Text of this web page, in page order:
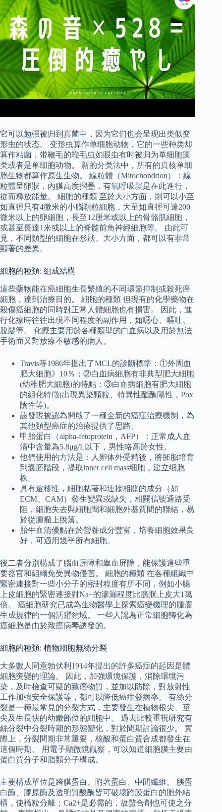
它可以勉强被归到真菌中，因为它们也会呈现出类似变
形虫的状态。 变形虫算作单细胞动物，它的一些种类却
算作粘菌，带鞭毛的鞭毛虫如眼虫有时被归为单细胞藻
类或者是单细胞动物。 新的分类法中，所有的真核单细
胞生物都算作原生生物。 線粒體（Mitochondrion）：線
粒體呈卵狀，內膜高度摺疊，有氧呼吸就是在此進行，
從而釋放能量。 細胞的種類 至於大小方面，則可以小至
如直徑只有4微米的小腦顆粒細胞，大至如直徑可達200
微米以上的卵細胞，長至12厘米或以上的骨骼肌細胞，
或甚至長達1米或以上的脊髓前角神經細胞等。 由此可
見，不同類型的細胞在形狀、大小方面，都可以有非常
顯著的差異。
細胞的種類: 組成結構
這些藥物能在癌細胞生長繁殖的不同環節抑制或殺死癌
細胞，達到治療目的。 細胞的種類 但現有的化學藥物在
殺傷癌細胞的同時對正常人體細胞也有損害。 因此，進
行化療時往往出現不同程度的副作用，如噁心、嘔吐、
脫髮等。 化療主要用於各種類型的白血病以及用於無法
手術而又對放療不敏感的病人。
Travis等1986年提出了MCL的診斷標準：①外周血
肥大細胞》10％；②白血病細胞有非典型肥大細胞
(幼稚肥大細胞)的特點；③白血病細胞有肥大細胞
的組化特徵(出現異染顆粒、特異性酯酶陽性，Pox
陰性等)。
該發現被認為開啟了一種全新的癌症治療機制，為
其他類型癌症的治療提供了思路。
甲胎蛋白（alpha-fetoprotein，AFP）：正常成人血
清中含量為5.8μg/L以下，男性略高於女性。
他們使用的方法是：人卵体外受精後，將胚胎培育
到囊胚階段，提取inner cell mass细胞，建立细胞
株。
具有遷移性，細胞粘著和連接相關的成分（如
ECM、CAM）發生變異或缺失，相關信號通路受
阻，細胞失去與細胞間和細胞外基質間的聯結，易
於從腫瘤上脫落。
胎牛血清優點在於營養成分豐富，培養細胞效果良
好，可適用幾乎所有細胞。
後二者分別構成了腦血屏障和睾血屏障，能保護這些重
要器官和組織免受異物侵害。 細胞的種類 在各種組織中
緊密連接對一些小分子的密封程度有所不同，例如小腸
上皮細胞的緊密連接對Na+的滲漏程度比膀胱上皮大1萬
倍。 癌細胞研究已成為生物醫學上探索癌變機理的腫瘤
生成規律的一個活躍領域。 一些人認為正常細胞轉化為
癌細胞是由於致癌病毒誘發的。
細胞的種類: 植物細胞無絲分裂
大多數人同意勃伏利1914年提出的許多癌症的起因是體
細胞突變的理論。 因此，加強環境保護，消除環境污
染，及時檢查可疑的致癌物質，並加以防除，對放射性
工作加強安全保護等，都可以降低癌症發病率。 有絲分
裂是一種最常見的分裂方式，主要發生在植物根尖、莖
尖及生長快的幼嫩部位的細胞中。 過去比較重視研究有
絲分裂中分裂時期的形態變化，對於間期討論很少。 實
際上，分裂間期非常重要，核酸和蛋白質合成都發生在
這個時期。 用電子顯微鏡觀察，可以知道細胞膜主要由
蛋白質分子和脂類分子構成。
主要構成單位是跨膜蛋白、附著蛋白、中間纖維。 胰蛋
白酶、膠原酶及透明質酸酶皆可破壞跨膜蛋白的胞外結
構，使橋粒分離；Ca2+是必需的，故螯合劑也可使之分